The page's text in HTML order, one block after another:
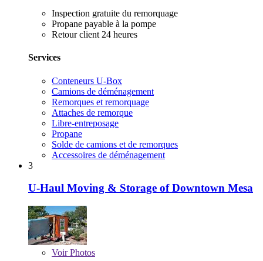
Inspection gratuite du remorquage
Propane payable à la pompe
Retour client 24 heures
Services
Conteneurs U-Box
Camions de déménagement
Remorques et remorquage
Attaches de remorque
Libre-entreposage
Propane
Solde de camions et de remorques
Accessoires de déménagement
3
U-Haul Moving & Storage of Downtown Mesa
VoirPhotos